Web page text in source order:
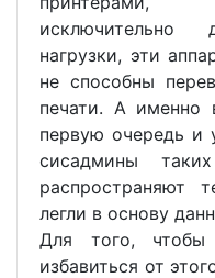
нагрузки, эти
не способны
печати. А именно
первую очередь и
сисадмины
распространяют
легли в основу
Для того, чтобы
избавиться от